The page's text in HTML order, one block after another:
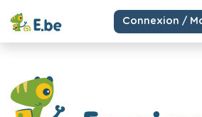
Connexion /